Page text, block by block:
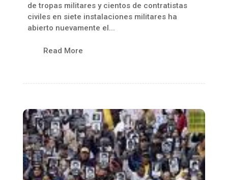
de tropas militares y cientos de contratistas
civiles en siete instalaciones militares ha
abierto nuevamente el...
Read More